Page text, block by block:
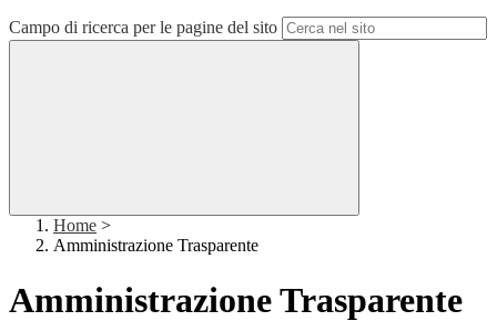
Campo di ricerca per le pagine del sito
Home >
Amministrazione Trasparente
Amministrazione Trasparente